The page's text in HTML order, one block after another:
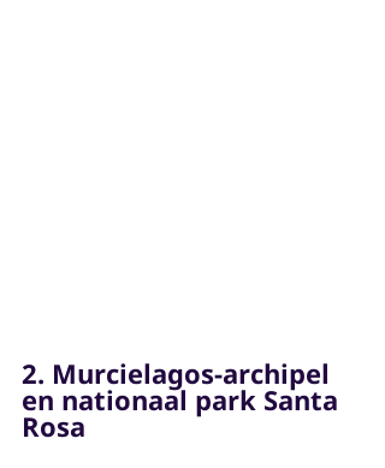
2. Murcielagos-archipel
en nationaal park Santa
Rosa